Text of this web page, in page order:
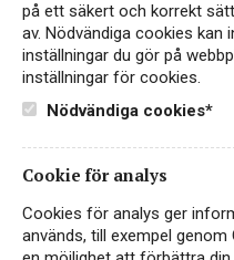
på ett säkert och korrekt
av. Nödvändiga cookies
inställningar du gör på
inställningar för cookies.
Nödvändiga cookies*
Cookie för analys
Cookies för analys ger
används, till exempel